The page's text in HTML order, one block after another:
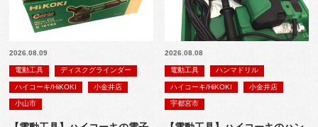
2026.08.09
電動工具 ディスクグラインダー
ハイコーキ/HiKOKI 小金井店
小山市
2026.08.08
電動工具 ハンマドリル
ハイコーキ/HiKOKI 小金井店
宇都宮市